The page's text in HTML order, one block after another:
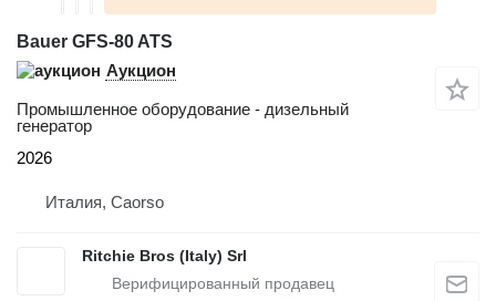
Bauer GFS-80 ATS
Аукцион
Промышленное оборудование - дизельный
генератор
2026
Италия, Caorso
Ritchie Bros (Italy) Srl